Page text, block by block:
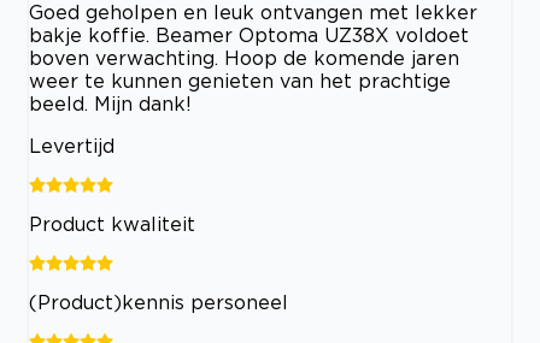
Goed geholpen en leuk ontvangen met lekker
bakje koffie. Beamer Optoma UZ38X voldoet
boven verwachting. Hoop de komende jaren
weer te kunnen genieten van het prachtige
beeld. Mijn dank!
Levertijd
Product kwaliteit
(Product)kennis personeel